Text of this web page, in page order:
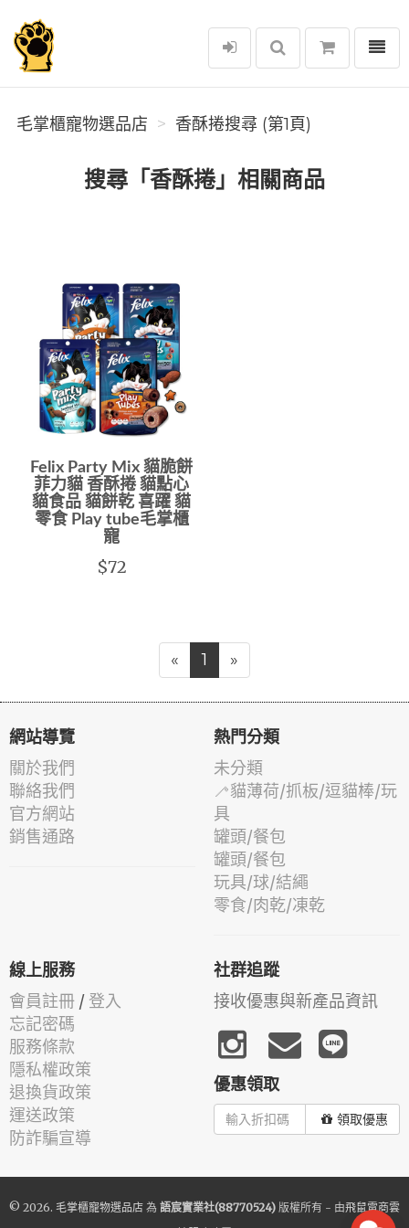
毛掌櫃寵物選品店
選單
毛掌櫃寵物選品店 香酥捲搜尋 (第1頁)
搜尋「香酥捲」相關商品
Felix Party Mix 貓脆餅
菲力貓 香酥捲 貓點心
貓食品 貓餅乾 喜躍 貓
零食 Play tube毛掌櫃
寵
$72
« 1 »
網站導覽
關於我們
聯絡我們
官方網站
銷售通路
熱門分類
未分類
🦯貓薄荷/抓板/逗貓棒/玩
具
罐頭/餐包
罐頭/餐包
玩具/球/結繩
零食/肉乾/凍乾
線上服務
會員註冊 / 登入
忘記密碼
服務條款
隱私權政策
退換貨政策
運送政策
防詐騙宣導
社群追蹤
接收優惠與新產品資訊
優惠領取
領取優惠
© 2026. 毛掌櫃寵物選品店 為 語宸實業社(88770524) 版權所有 - 由飛鼠電商雲